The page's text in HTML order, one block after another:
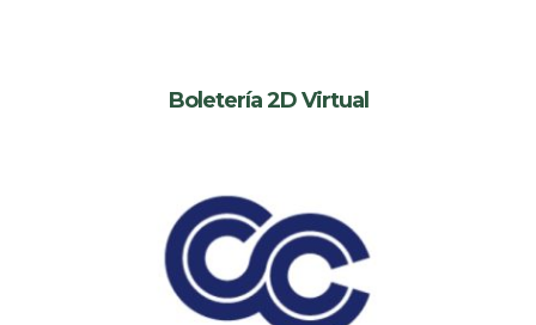
Boletería 2D Virtual